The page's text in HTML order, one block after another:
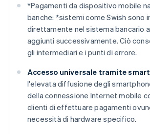
*Pagamenti da dispositivo mobile
banche: *sistemi come Swish sono
direttamente nel sistema bancario
aggiunti successivamente. Ciò
gli intermediari e i punti di errore.
Accesso universale tramite
l'elevata diffusione degli
della connessione Internet mobile
clienti di effettuare pagamenti
necessità di hardware specifico.